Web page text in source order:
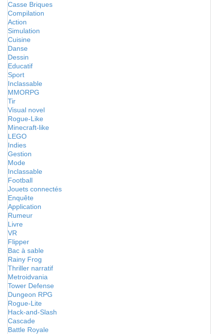
Casse Briques
Compilation
Action
Simulation
Cuisine
Danse
Dessin
Educatif
Sport
Inclassable
MMORPG
Tir
Visual novel
Rogue-Like
Minecraft-like
LEGO
Indies
Gestion
Mode
Inclassable
Football
Jouets connectés
Enquête
Application
Rumeur
Livre
VR
Flipper
Bac à sable
Rainy Frog
Thriller narratif
Metroidvania
Tower Defense
Dungeon RPG
Rogue-Lite
Hack-and-Slash
Cascade
Battle Royale